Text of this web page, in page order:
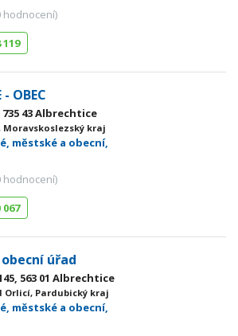
hodnocení)
119
- OBEC
43 Albrechtice
Moravskoslezský kraj
městské a obecní,
hodnocení)
067
úřad
563 01 Albrechtice
Orlicí, Pardubický kraj
městské a obecní,